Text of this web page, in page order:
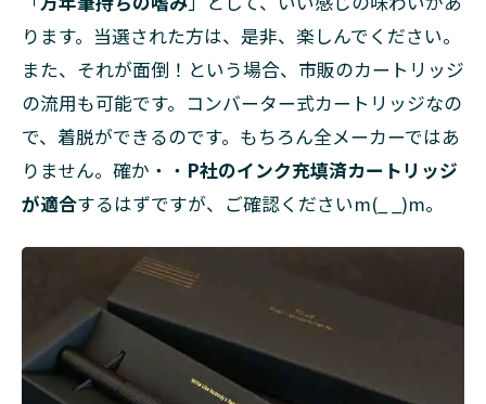
ります。当選された方は、是非、楽しんでください。
また、それが面倒！という場合、市販のカートリッジ
の流用も可能です。コンバーター式カートリッジなの
で、着脱ができるのです。もちろん全メーカーではあ
りません。確か・・ P社のインク充填済カートリッジ
が適合するはずですが、ご確認くださいm(_ _)m。